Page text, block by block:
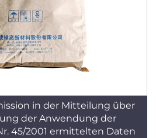
in der Mitteilung über
der Anwendung der
45/2001 ermittelten Daten